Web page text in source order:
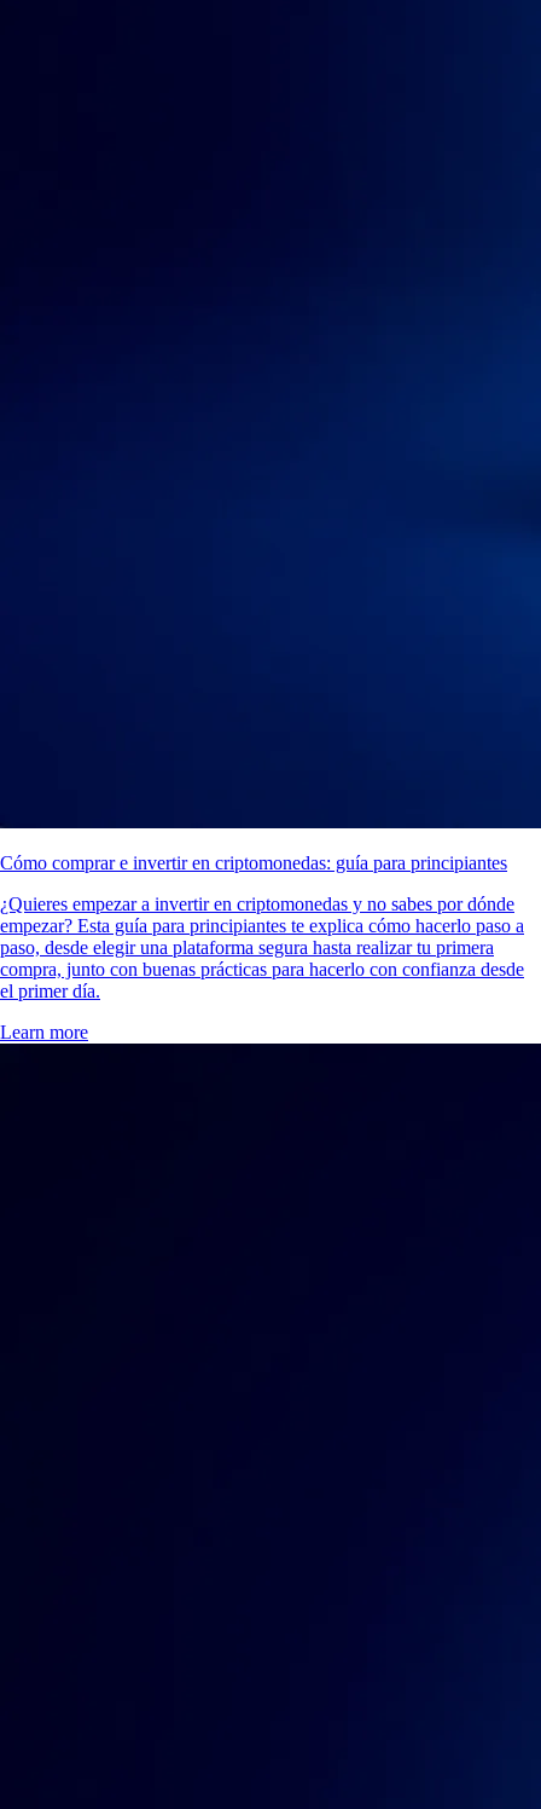
Cómo comprar e invertir en criptomonedas: guía para principiantes
¿Quieres empezar a invertir en criptomonedas y no sabes por dónde
empezar? Esta guía para principiantes te explica cómo hacerlo paso a
paso, desde elegir una plataforma segura hasta realizar tu primera
compra, junto con buenas prácticas para hacerlo con confianza desde
el primer día.
Learn more